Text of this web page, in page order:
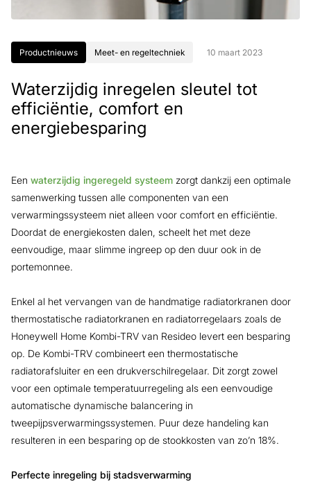
Productnieuws Meet- en regeltechniek 10 maart 2023
Waterzijdig inregelen sleutel tot
efficiëntie, comfort en
energiebesparing
Een waterzijdig ingeregeld systeem zorgt dankzij een optimale
samenwerking tussen alle componenten van een
verwarmingssysteem niet alleen voor comfort en efficiëntie.
Doordat de energiekosten dalen, scheelt het met deze
eenvoudige, maar slimme ingreep op den duur ook in de
portemonnee.
Enkel al het vervangen van de handmatige radiatorkranen door
thermostatische radiatorkranen en radiatorregelaars zoals de
Honeywell Home Kombi-TRV van Resideo levert een besparing
op. De Kombi-TRV combineert een thermostatische
radiatorafsluiter en een drukverschilregelaar. Dit zorgt zowel
voor een optimale temperatuurregeling als een eenvoudige
automatische dynamische balancering in
tweepijpsverwarmingssystemen. Puur deze handeling kan
resulteren in een besparing op de stookkosten van zo’n 18%.
Perfecte inregeling bij stadsverwarming